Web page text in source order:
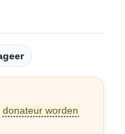
donateur worden